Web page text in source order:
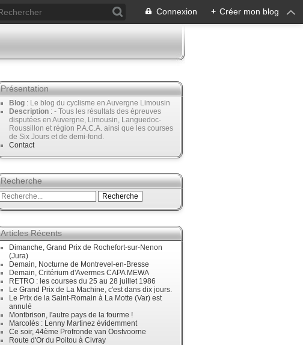
Connexion + Créer mon blog
Présentation
Blog : Le blog du cyclisme en Auvergne Limousin
Description : - Tous les résultats des épreuves
disputées en Auvergne, Limousin, Languedoc-
Roussillon et région P.A.C.A. ainsi que les courses
de Six Jours et de demi-fond.
Contact
Recherche
Articles Récents
Dimanche, Grand Prix de Rochefort-sur-Nenon
(Jura)
Demain, Nocturne de Montrevel-en-Bresse
Demain, Critérium d'Avermes CAPA MEWA
RETRO : les courses du 25 au 28 juillet 1986
Le Grand Prix de La Machine, c'est dans dix jours.
Le Prix de la Saint-Romain à La Motte (Var) est
annulé
Montbrison, l'autre pays de la fourme !
Marcolès : Lenny Martinez évidemment
Ce soir, 44ème Profronde van Oostvoorne
Route d'Or du Poitou à Civray